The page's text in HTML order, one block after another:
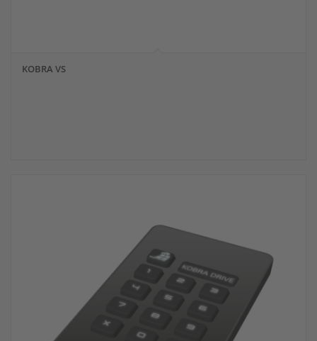
KOBRA VS